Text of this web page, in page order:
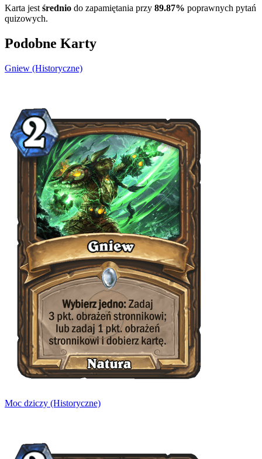
Karta jest średnio do zapamiętania przy 89.87% poprawnych pytań
quizowych.
Podobne Karty
Gniew (Historyczne)
Moc dziczy (Historyczne)